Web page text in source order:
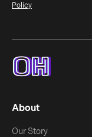
Policy
About
Our Story